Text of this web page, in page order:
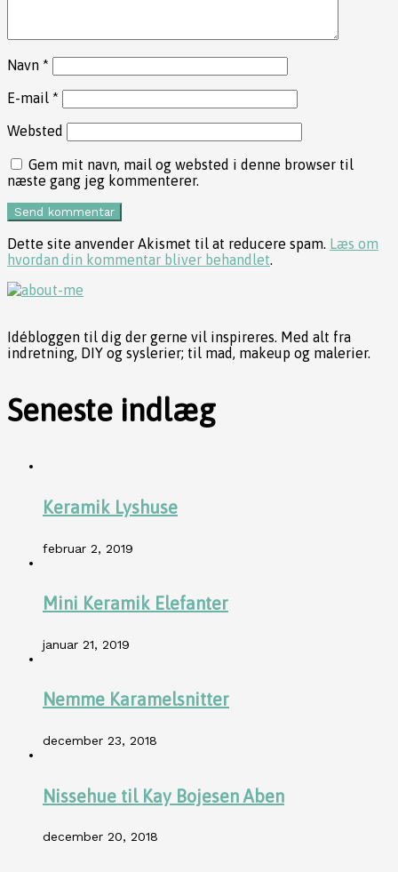
Navn *
E-mail *
Websted
Gem mit navn, mail og websted i denne browser til
næste gang jeg kommenterer.
Dette site anvender Akismet til at reducere spam. Læs om
hvordan din kommentar bliver behandlet.
Idébloggen til dig der gerne vil inspireres. Med alt fra
indretning, DIY og syslerier; til mad, makeup og malerier.
Seneste indlæg
Keramik Lyshuse
februar 2, 2019
Mini Keramik Elefanter
januar 21, 2019
Nemme Karamelsnitter
december 23, 2018
Nissehue til Kay Bojesen Aben
december 20, 2018